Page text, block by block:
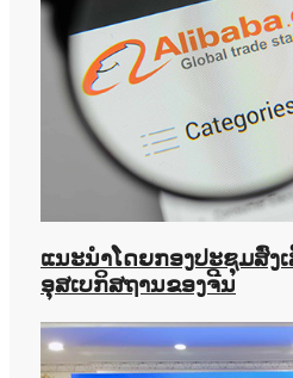
ແນະນຳໂດຍກອງປະຊຸມສົ່ງ
ອຸສເບກິສຖານຂອງຈີນ